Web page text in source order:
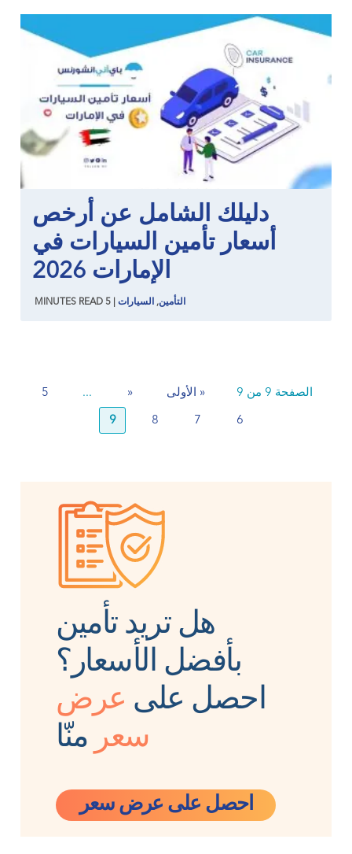
دليلك الشامل عن أرخص
أسعار تأمين السيارات في
الإمارات 2026
التأمين, السيارات 5
MINUTES READ
الصفحة 9 من 9 « الأولى «
...
5
6
7
8
9
هل تريد تأمين
بأفضل الأسعار؟
احصل على عرض
سعر منّا
احصل على عرض سعر